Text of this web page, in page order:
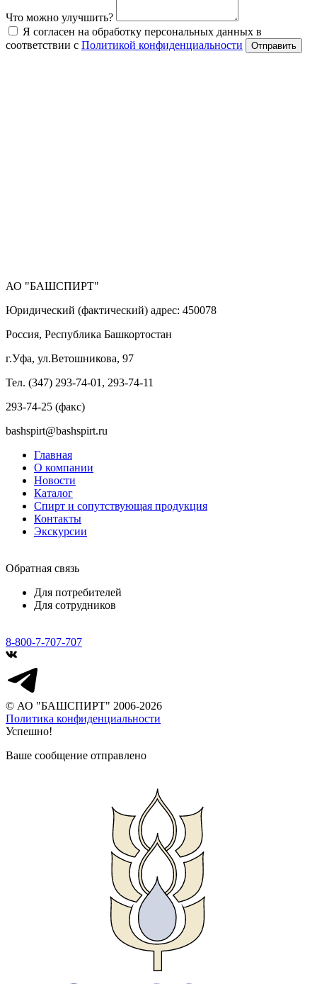
Что можно улучшить?
Я согласен на обработку персональных данных в
соответствии с Политикой конфиденциальности Отправить
АО "БАШСПИРТ"
Юридический (фактический) адрес: 450078
Россия, Республика Башкортостан
г.Уфа, ул.Ветошникова, 97
Тел. (347) 293-74-01, 293-74-11
293-74-25 (факс)
bashspirt@bashspirt.ru
Главная
О компании
Новости
Каталог
Спирт и сопутствующая продукция
Контакты
Экскурсии
Обратная связь
Для потребителей
Для сотрудников
8-800-7-707-707
© АО "БАШСПИРТ" 2006-2026
Политика конфиденциальности
Успешно!
Ваше сообщение отправлено